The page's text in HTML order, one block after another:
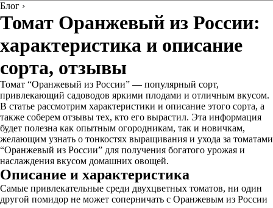
Блог ›
Томат Оранжевый из России:
характеристика и описание
сорта, отзывы
Томат “Оранжевый из России” — популярный сорт,
привлекающий садоводов яркими плодами и отличным вкусом.
В статье рассмотрим характеристики и описание этого сорта, а
также соберем отзывы тех, кто его вырастил. Эта информация
будет полезна как опытным огородникам, так и новичкам,
желающим узнать о тонкостях выращивания и ухода за томатами
“Оранжевый из России” для получения богатого урожая и
наслаждения вкусом домашних овощей.
Описание и характеристика
Самые привлекательные среди двухцветных томатов, ни один
другой помидор не может соперничать с Оранжевым из России